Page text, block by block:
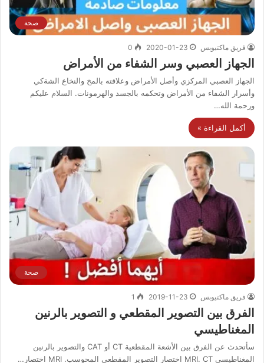
صحة
فريق ماكتيوبس 2020-01-23
0
الجهاز العصبي وسر الشفاء من الأمراض
الجهاز العصبي المركزي وأصل الأمراض وعلاقته بالمخ والنخاع الشةكي
وأسرار الشفاء من الأمراض وتحكمه بالجسد والهرمونات. السلام عليكم
ورحمة الله…
أكمل القراءة »
صحة
فريق ماكتيوبس 2019-11-23
1
الفرق بين التصوير المقطعي و التصوير بالرنين
المغناطيسي
سأتحدث عن الفرق بين الأشعة المقطعية CT أو CAT والتصوير بالرنين
المغناطيسي MRI. CT اختصار التصوير المقطعي المحوسب. MRI اختصار…